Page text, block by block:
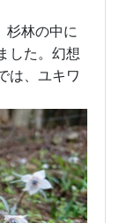
杉林の中に
した。幻想
は、ユキワ